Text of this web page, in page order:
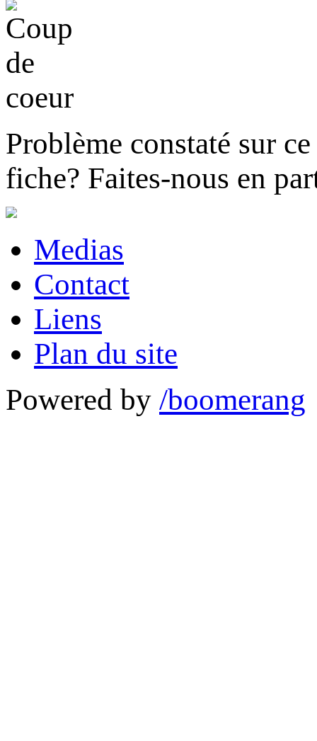
Problème constaté sur
fiche? Faites-nous en
Medias
Contact
Liens
Plan du site
Powered by /boomerang